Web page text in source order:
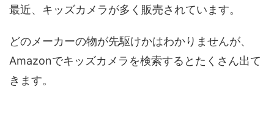
最近、キッズカメラが多く販売されています。
どのメーカーの物が先駆けかはわかりませんが、
Amazonでキッズカメラを検索するとたくさん出て
きます。